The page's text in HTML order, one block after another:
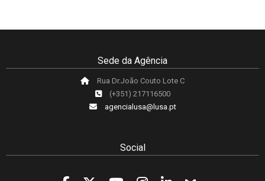
Sede da Agência
Rua Dr.João Couto Lote C
(+351) 217116500
agencialusa@lusa.pt
Social